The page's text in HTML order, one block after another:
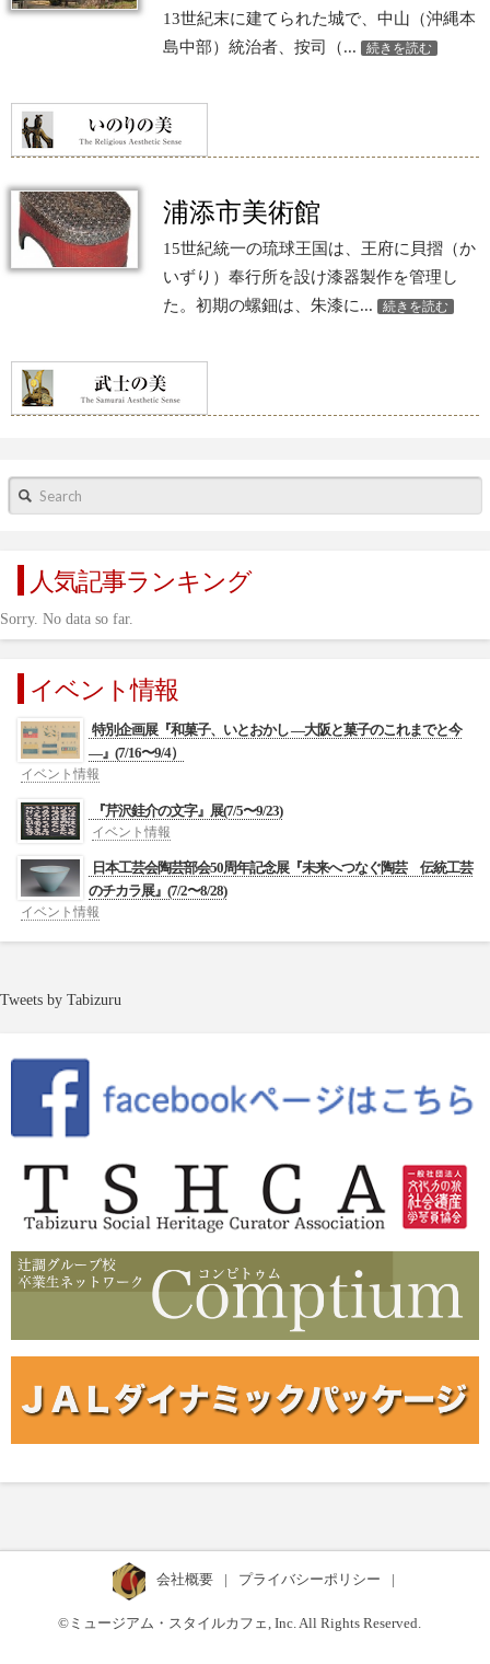
13世紀末に建てられた城で、中山（沖縄本
島中部）統治者、按司（...
続きを読む
浦添市美術館
15世紀統一の琉球王国は、王府に貝摺（か
いずり）奉行所を設け漆器製作を管理し
た。初期の螺鈿は、朱漆に...
続きを読む
Search
人気記事ランキング
Sorry. No data so far.
イベント情報
特別企画展『和菓子、いとおかし ―大阪と菓子のこれまでと今
―』(7/16〜9/4）
イベント情報
『芹沢銈介の文字』展(7/5〜9/23)
イベント情報
日本工芸会陶芸部会50周年記念展『未来へつなぐ陶芸 伝統工芸
のチカラ展』(7/2〜8/28)
イベント情報
Tweets by Tabizuru
会社概要 | プライバシーポリシー |
©ミュージアム・スタイルカフェ, Inc. All Rights Reserved.